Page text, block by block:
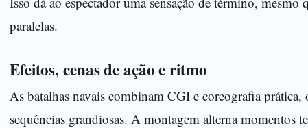
paralelas.
Efeitos, cenas de ação e ritmo
As batalhas navais combinam CGI e coreografia prática,
sequências grandiosas. A montagem alterna momentos